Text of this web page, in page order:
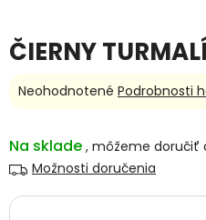
ČIERNY
Na sklade
Možnosti doručenia
Priemerné
je
0,0
z
5
Neohodnotené Podrobnosti